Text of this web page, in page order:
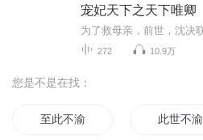
宠妃天下之天下唯卿
272 10.9万
您是不是在找：
至此不渝 此世不渝